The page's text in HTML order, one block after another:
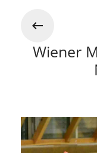
Wiener